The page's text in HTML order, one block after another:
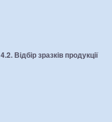
4.2. Відбір зразків продукції